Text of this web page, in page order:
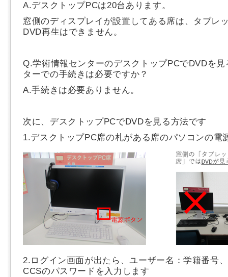
A.デスクトップPCは20台あります。
窓側のディスプレイが設置してある席は、タブレ
DVD再生はできません。
Q.学術情報センターのデスクトップPCでDVDを
ターでの手続きは必要ですか？
A.手続きは必要ありません。
次に、デスクトップPCでDVDを見る方法です
1.デスクトップPC席の札がある席のパソコンの電
2.ログイン画面が出たら、ユーザー名：学籍番号
CCSのパスワードを入力します